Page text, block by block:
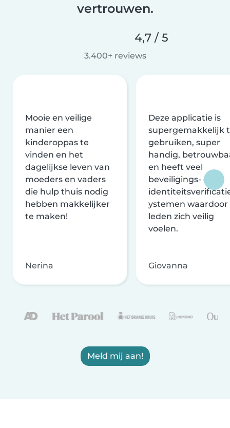
vertrouwen.
4,7 / 5
3.400+ reviews
Mooie en veilige
manier een
kinderoppas te
vinden en het
dagelijkse leven van
moeders en vaders
die hulp thuis nodig
hebben makkelijker
te maken!
Nerina
Deze applicatie is
supergemakkelijk
gebruiken, super
handig,
en heeft veel
beveiligings- en
ystemen waardoor
leden zich veilig
voelen.
Giovanna
Meld mij aan!